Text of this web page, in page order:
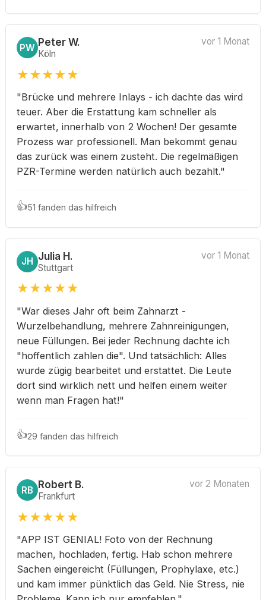
PW Peter W.
Köln
vor 1 Monat
★★★★★
"Brücke und mehrere Inlays - ich dachte das wird
teuer. Aber die Erstattung kam schneller als
erwartet, innerhalb von 2 Wochen! Der gesamte
Prozess war professionell. Man bekommt genau
das zurück was einem zusteht. Die regelmäßigen
PZR-Termine werden natürlich auch bezahlt."
👍51 fanden das hilfreich
JH Julia H.
Stuttgart
vor 1 Monat
★★★★★
"War dieses Jahr oft beim Zahnarzt -
Wurzelbehandlung, mehrere Zahnreinigungen,
neue Füllungen. Bei jeder Rechnung dachte ich
"hoffentlich zahlen die". Und tatsächlich: Alles
wurde zügig bearbeitet und erstattet. Die Leute
dort sind wirklich nett und helfen einem weiter
wenn man Fragen hat!"
👍29 fanden das hilfreich
RB Robert B.
Frankfurt
vor 2 Monaten
★★★★★
"APP IST GENIAL! Foto von der Rechnung
machen, hochladen, fertig. Hab schon mehrere
Sachen eingereicht (Füllungen, Prophylaxe, etc.)
und kam immer pünktlich das Geld. Nie Stress, nie